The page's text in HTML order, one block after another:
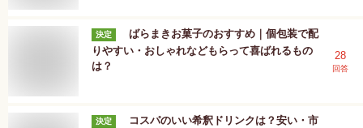
決定
ばらまきお菓子のおすすめ｜個包装で配
りやすい・おしゃれなどもらって喜ばれるもの
は？
28
回答
決定
コスパのいい希釈ドリンクは？安い・市